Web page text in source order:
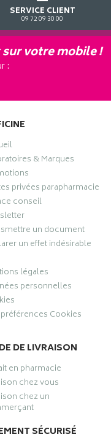
SERVICE CLIENT
09 72 09 30 00
votre mobile !
:
& Marques
privées parapharmacie
conseil
un document
un effet indésirable
légales
personnelles
Cookies
DE LIVRAISON
en pharmacie
chez vous
chez un
SÉCURISÉ